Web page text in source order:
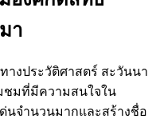
า
งประวัติศาสตร์ สะวันนา
ชมที่มีความสนใจใน
นจำนวนมากและสร้างชื่อ